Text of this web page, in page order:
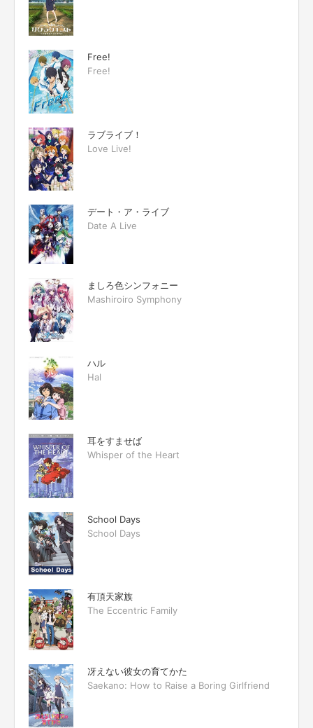
Free!
Free!
ラブライブ！
Love Live!
デート・ア・ライブ
Date A Live
ましろ色シンフォニー
Mashiroiro Symphony
ハル
Hal
耳をすませば
Whisper of the Heart
School Days
School Days
有頂天家族
The Eccentric Family
冴えない彼女の育てかた
Saekano: How to Raise a Boring Girlfriend